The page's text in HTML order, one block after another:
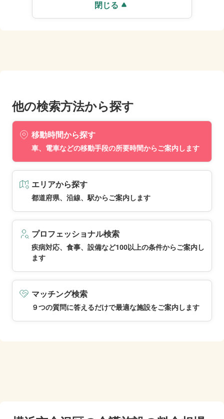
閉じる
他の検索方法から探す
移動時間から探す
車、電車などの移動手段の所要時間からご案内します
エリアから探す
都道府県、沿線、駅からご案内します
プロフェッショナル検索
疾病対応、食事、設備など100以上の条件からご案内し
ます
マッチング検索
９つの質問に答えるだけで最適な施設をご案内します